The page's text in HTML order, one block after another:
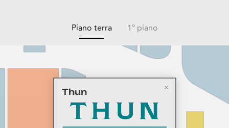
Thun
Piano terra 1° piano